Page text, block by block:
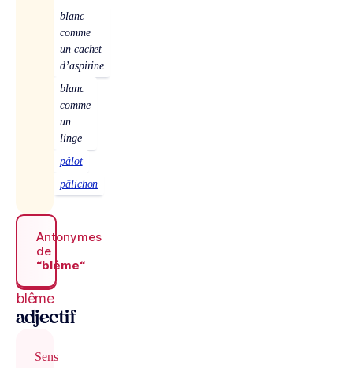
blanc
comme
un cachet
d’aspirine
blanc
comme
un
linge
pâlot
pâlichon
Antonymes
de
“blême“
blême
adjectif
Sens